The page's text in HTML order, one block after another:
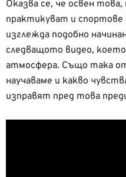
Оказва се, че освен
практикуват и
изглежда подобно
следващото видео,
атмосфера. Също така
научаваме и какво
изправят пред това